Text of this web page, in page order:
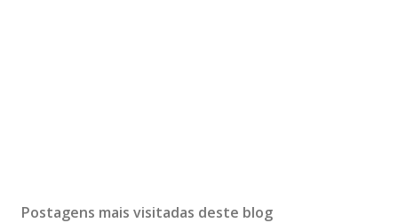
Postagens mais visitadas deste blog